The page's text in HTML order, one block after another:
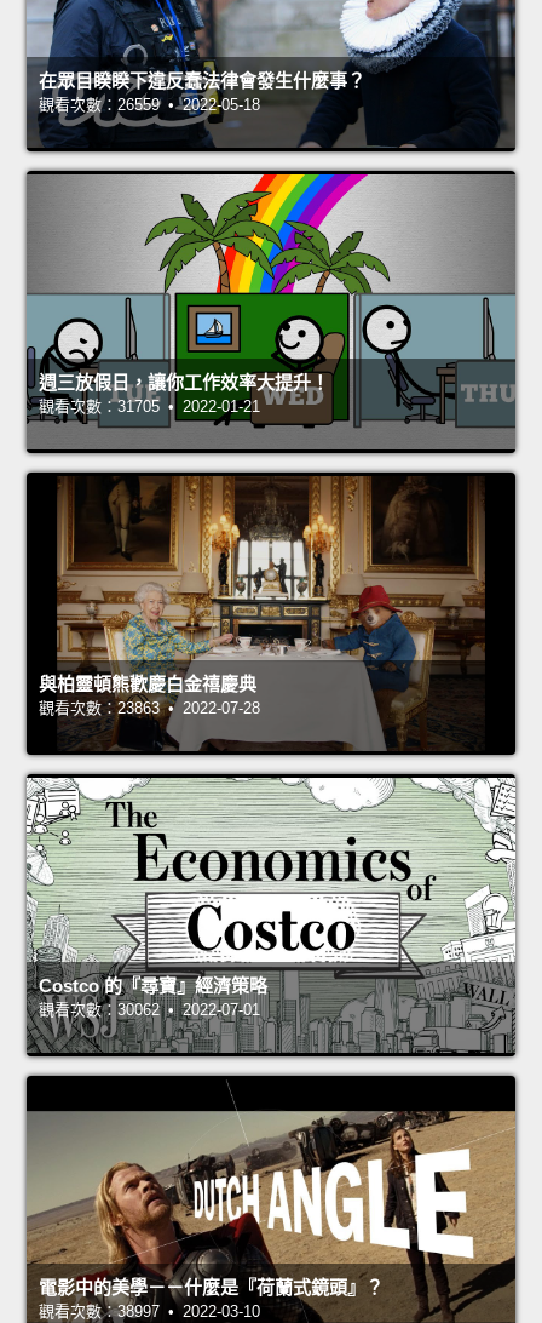
在眾目睽睽下違反蠢法律會發生什麼事？
觀看次數：26559 • 2022-05-18
週三放假日，讓你工作效率大提升！
觀看次數：31705 • 2022-01-21
與柏靈頓熊歡慶白金禧慶典
觀看次數：23863 • 2022-07-28
Costco 的『尋寶』經濟策略
觀看次數：30062 • 2022-07-01
電影中的美學－－什麼是『荷蘭式鏡頭』？
觀看次數：38997 • 2022-03-10